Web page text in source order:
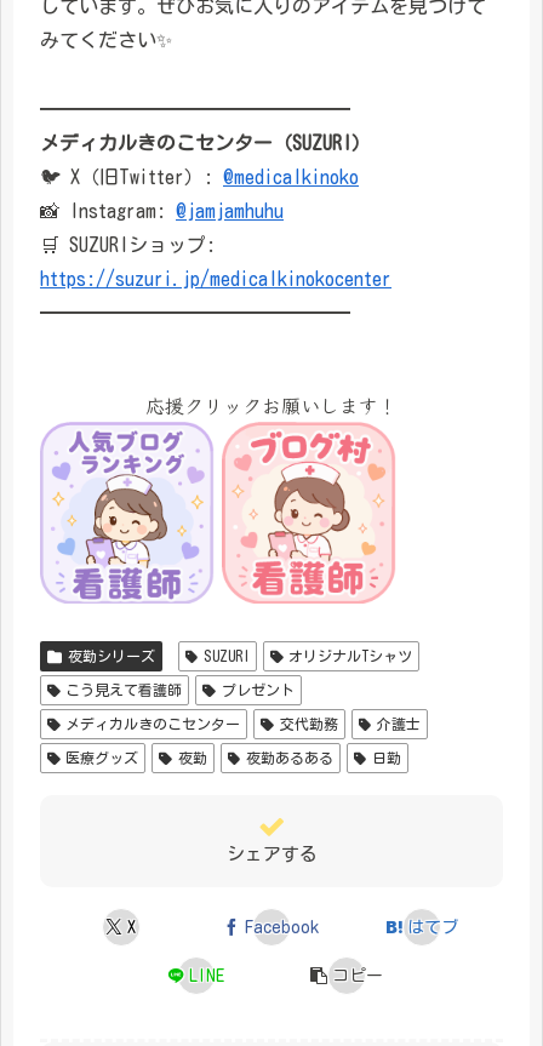
しています。ぜひお気に入りのアイテムを見つけて
みてください✨
━━━━━━━━━━━━━━━━
メディカルきのこセンター（SUZURI）
🐦 X（旧Twitter）: @medicalkinoko
📸 Instagram: @jamjamhuhu
🛒 SUZURIショップ:
https://suzuri.jp/medicalkinokocenter
━━━━━━━━━━━━━━━━
応援クリックお願いします！
夜勤シリーズ SUZURI オリジナルTシャツ
こう見えて看護師 プレゼント
メディカルきのこセンター 交代勤務 介護士
医療グッズ 夜勤 夜勤あるある 日勤
シェアする
X Facebook はてブ
LINE コピー